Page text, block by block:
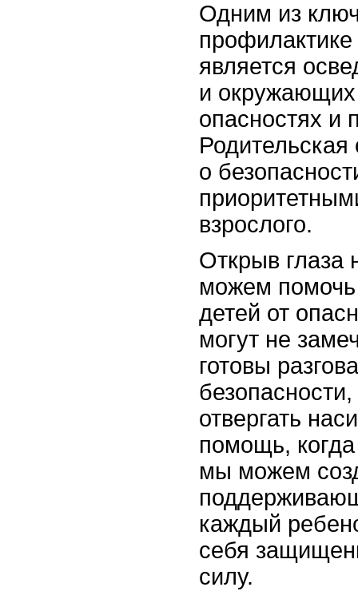
Одним из
профилактике
является
и
опасностях и
Родительская
о
взрослого.
Открыв глаза
можем
детей от
могут не
готовы
отвергать
помощь,
мы можем
каждый
себя
силу.